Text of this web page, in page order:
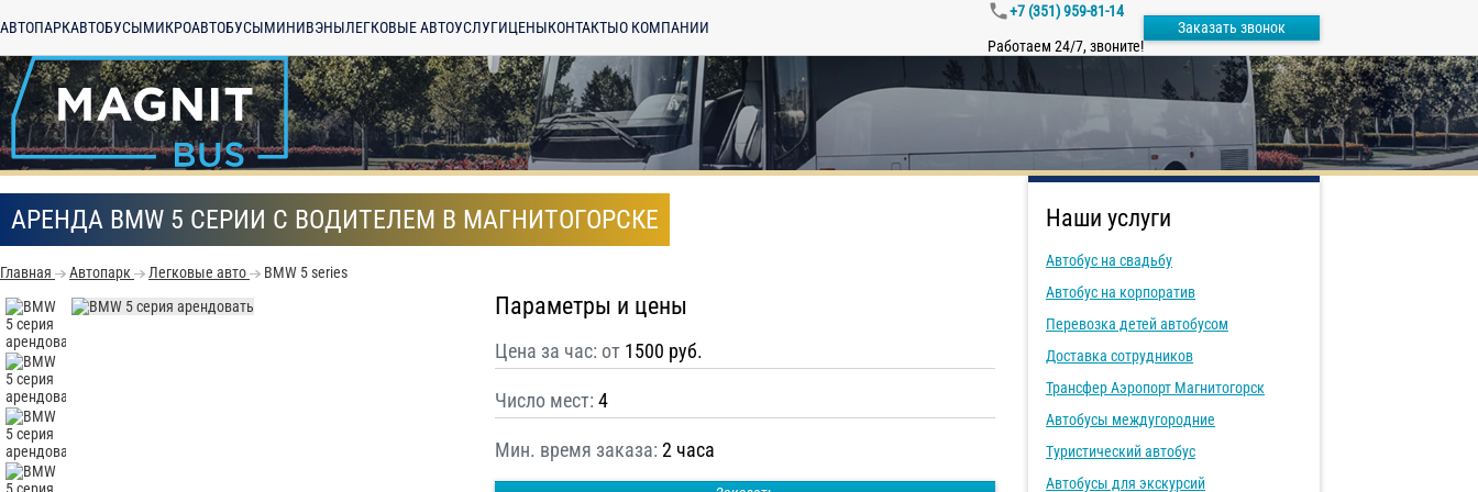
АВТОПАРКАВТОБУСЫМИКРОАВТОБУСЫМИНИВЭНЫЛЕГКОВЫЕ АВТОУСЛУГИЦЕНЫКОНТАКТЫО КОМПАНИИ
+7 (351) 959-81-14
Работаем 24/7, звоните!
Заказать звонок
АРЕНДА BMW 5 СЕРИИ С ВОДИТЕЛЕМ В МАГНИТОГОРСКЕ
Главная Автопарк Легковые авто BMW 5 series
Параметры и цены
Цена за час: от 1500 руб.
Число мест: 4
Мин. время заказа: 2 часа
Наши услуги
Автобус на свадьбу
Автобус на корпоратив
Перевозка детей автобусом
Доставка сотрудников
Трансфер Аэропорт Магнитогорск
Автобусы междугородние
Туристический автобус
Автобусы для экскурсий
Политикой конфиденциальностиознакомлен(а), даю